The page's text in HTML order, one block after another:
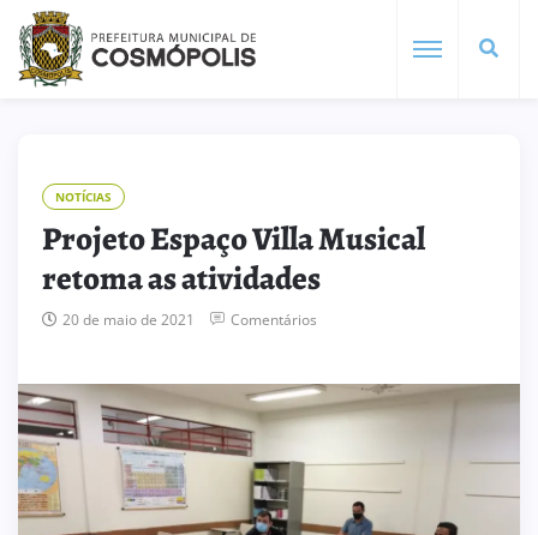
NOTÍCIAS
Projeto Espaço Villa Musical
retoma as atividades
20 de maio de 2021 Comentários